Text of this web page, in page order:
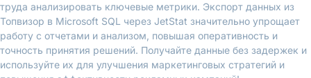
труда анализировать ключевые метрики. Экспорт данных из
Топвизор в Microsoft SQL через JetStat значительно упрощает
работу с отчетами и анализом, повышая оперативность и
точность принятия решений. Получайте данные без задержек и
используйте их для улучшения маркетинговых стратегий и